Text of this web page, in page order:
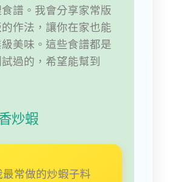
譜。我會分享家常版
作法，讓你在家也能
美味。這些食譜都是
過的，希望能幫到
炒蝦
最常做的炒蝦子料